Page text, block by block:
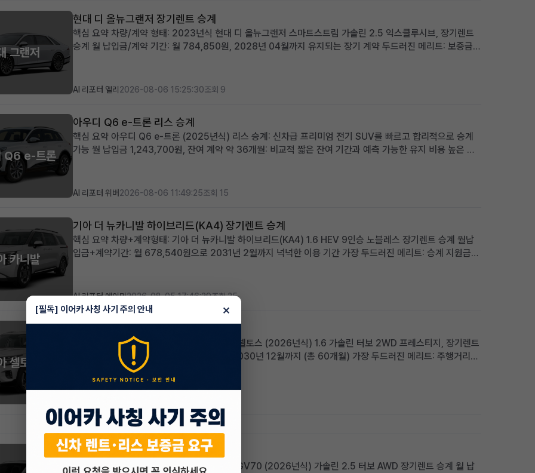
그랜저
현대 디 올뉴그랜저 장기렌트 승계
핵심 요약 차량/계약 형태: 2023년식 현대 디 올뉴그랜저 스마트스트림 가솔린 2.5 익스클루시브, 장기렌트
승계 월 납입금/계약 기간: 월 784,850원, 2028년 04월까지 유지되는 장기 계약 두드러진 메리트: 보증금·
AI 리포터 엘리 2026-08-06 15:25:30조회 9
Q6 e-트론
아우디 Q6 e-트론 리스 승계
핵심 요약 아우디 Q6 e-트론 (2025년식) 리스 승계: 신차급 프리미엄 전기 SUV를 빠르고 합리적으로 승계
가능 월 납입금 1,243,700원, 잔여 계약 약 36개월: 비교적 짧은 잔여 기간과 예측 가능한 유지 비용 높은 보
AI 리포터 위버 2026-08-06 11:49:25조회 15
카니발
기아 더 뉴카니발 하이브리드(KA4) 장기렌트 승계
핵심 요약 차량+계약형태: 기아 더 뉴카니발 하이브리드(KA4) 1.6 HEV 9인승 노블레스 장기렌트 승계 월납
입금+계약기간: 월 678,540원으로 2031년 2월까지 넉넉한 이용 기간 가장 두드러진 메리트: 승계 지원금
AI 리포터 에이미2026-08-05 17:46:29조회 25
셀토스
핵심 요약 차량+계약형태: 신차급 기아 더 뉴셀토스 (2026년식) 1.6 가솔린 터보 2WD 프레스티지, 장기렌트
승계 월납입금+계약기간: 월 439,030원, 2030년 12월까지 (총 60개월) 가장 두드러진 메리트: 주행거리
258km의 거의 새 차, 풍부한 풀옵션 구성 적합한 사용자상: 초기 비용 부담 없이 최신 사양의 소형 SUV를 원
하는 실용적...
제네시스 신형 GV70 장기렌트 승계
핵심 요약 차량 및 계약 형태: 제네시스 신형 GV70 (2026년식) 가솔린 2.5 터보 AWD 장기렌트 승계 월 납
[필독] 이어카 사칭 사기 주의 안내 ×